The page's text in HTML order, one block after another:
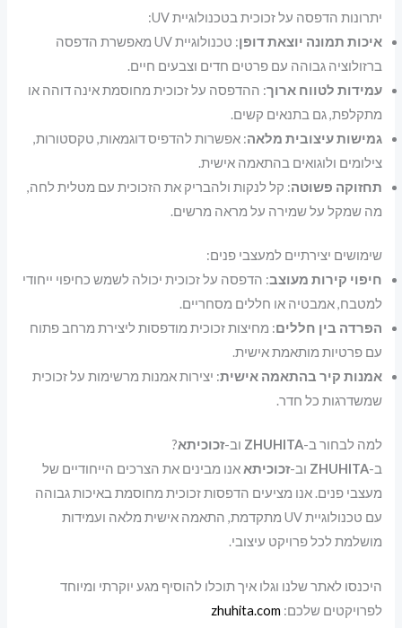
יתרונות הדפסה על זכוכית בטכנולוגיית UV:
איכות תמונה יוצאת דופן
: טכנולוגיית UV מאפשרת הדפסה
ברזולוציה גבוהה עם פרטים חדים וצבעים חיים.
עמידות לטווח ארוך: ההדפסה על זכוכית מחוסמת אינה דוהה או
מתקלפת, גם בתנאים קשים.
גמישות עיצובית מלאה: אפשרות להדפיס דוגמאות, טקסטורות,
צילומים ולוגואים בהתאמה אישית.
תחזוקה פשוטה: קל לנקות ולהבריק את הזכוכית עם מטלית לחה,
מה שמקל על שמירה על מראה מרשים.
שימושים יצירתיים למעצבי פנים:
חיפוי קירות מעוצב: הדפסה על זכוכית יכולה לשמש כחיפוי ייחודי
למטבח, אמבטיה או חללים מסחריים.
הפרדה בין חללים: מחיצות זכוכית מודפסות ליצירת מרחב פתוח
עם פרטיות מותאמת אישית.
אמנות קיר בהתאמה אישית: יצירות אמנות מרשימות על זכוכית
שמשדרגות כל חדר.
למה לבחור ב-ZHUHITA וב-זכוכיתא?
ב-ZHUHITA וב-זכוכיתאאנו מבינים את הצרכים הייחודיים של
מעצבי פנים. אנו מציעים הדפסות זכוכית מחוסמת באיכות גבוהה
עם טכנולוגיית UV מתקדמת, התאמה אישית מלאה ועמידות
מושלמת לכל פרויקט עיצובי.
היכנסו לאתר שלנו וגלו איך תוכלו להוסיף מגע יוקרתי ומיוחד
לפרויקטים שלכם: zhuhita.com